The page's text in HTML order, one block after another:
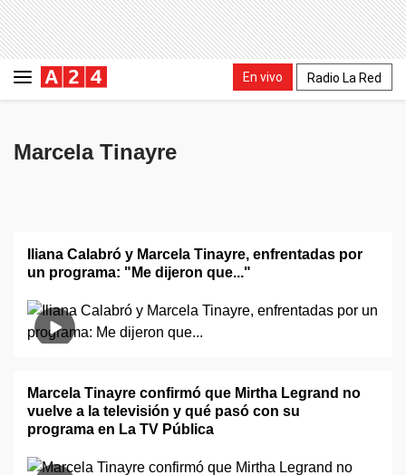
En vivo Radio La Red
Marcela Tinayre
Iliana Calabró y Marcela Tinayre, enfrentadas por
un programa: "Me dijeron que..."
Marcela Tinayre confirmó que Mirtha Legrand no
vuelve a la televisión y qué pasó con su
programa en La TV Pública